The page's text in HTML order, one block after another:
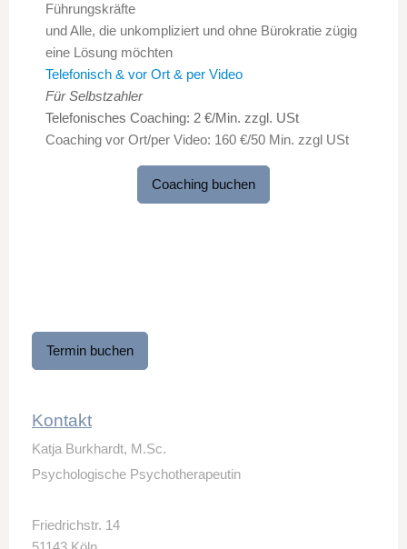
Führungskräfte
und Alle, die unkompliziert und ohne Bürokratie zügig
eine Lösung möchten
Telefonisch & vor Ort & per Video
Für Selbstzahler
Telefonisches Coaching: 2 €/Min. zzgl. USt
Coaching vor Ort/per Video: 160 €/50 Min. zzgl USt
Coaching buchen
Termin buchen
Kontakt
Katja Burkhardt, M.Sc.
Psychologische Psychotherapeutin
Friedrichstr. 14